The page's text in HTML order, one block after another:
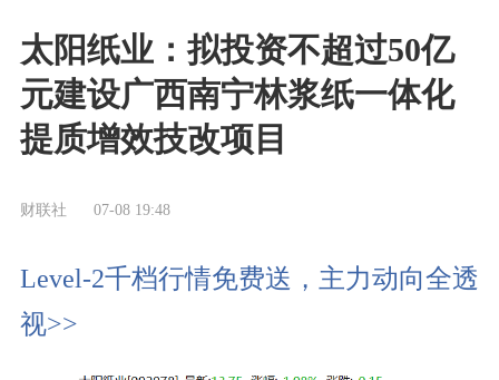
太阳纸业：拟投资不超过50亿
元建设广西南宁林浆纸一体化
提质增效技改项目
财联社 07-08 19:48
Level-2千档行情免费送，主力动向全透
视>>